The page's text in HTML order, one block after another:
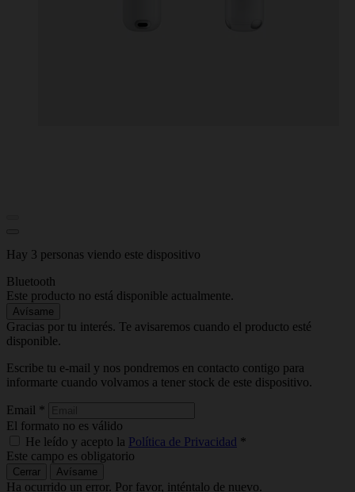
Hay 3 personas viendo este dispositivo
Bluetooth
Este producto no está disponible actualmente.
Avísame
Gracias por tu interés. Te avisaremos cuando el producto esté
disponible.
Escribe tu e-mail y nos pondremos en contacto contigo para
informarte cuando volvamos a tener stock de este dispositivo.
Email *
El formato no es válido
He leído y acepto la Política de Privacidad *
Este campo es obligatorio
Cerrar Avísame
Ha ocurrido un error. Por favor, inténtalo de nuevo.